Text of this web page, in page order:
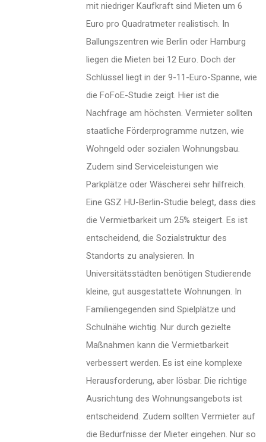
mit niedriger Kaufkraft sind Mieten um 6
Euro pro Quadratmeter realistisch. In
Ballungszentren wie Berlin oder Hamburg
liegen die Mieten bei 12 Euro. Doch der
Schlüssel liegt in der 9-11-Euro-Spanne, wie
die FoFoE-Studie zeigt. Hier ist die
Nachfrage am höchsten. Vermieter sollten
staatliche Förderprogramme nutzen, wie
Wohngeld oder sozialen Wohnungsbau.
Zudem sind Serviceleistungen wie
Parkplätze oder Wäscherei sehr hilfreich.
Eine GSZ HU-Berlin-Studie belegt, dass dies
die Vermietbarkeit um 25% steigert. Es ist
entscheidend, die Sozialstruktur des
Standorts zu analysieren. In
Universitätsstädten benötigen Studierende
kleine, gut ausgestattete Wohnungen. In
Familiengegenden sind Spielplätze und
Schulnähe wichtig. Nur durch gezielte
Maßnahmen kann die Vermietbarkeit
verbessert werden. Es ist eine komplexe
Herausforderung, aber lösbar. Die richtige
Ausrichtung des Wohnungsangebots ist
entscheidend. Zudem sollten Vermieter auf
die Bedürfnisse der Mieter eingehen. Nur so